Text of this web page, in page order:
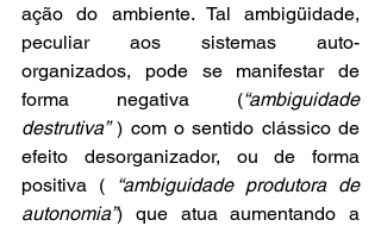
ação do ambiente. Tal ambigüidade,
peculiar aos sistemas auto-
organizados, pode se manifestar de
forma negativa (“ambiguidade
destrutiva” ) com o sentido clássico de
efeito desorganizador, ou de forma
positiva (
“ambiguidade produtora de
autonomia”) que atua aumentando a